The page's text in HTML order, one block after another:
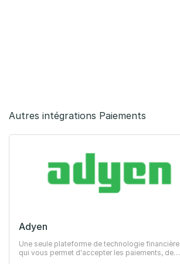
Autres intégrations Paiements
Adyen
Une seule plateforme de technologie financière
qui vous permet d'accepter les paiements, de